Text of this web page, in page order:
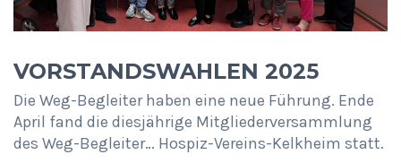
VORSTANDSWAHLEN 2025
Die Weg-Begleiter haben eine neue Führung. Ende
April fand die diesjährige Mitgliederversammlung
des Weg-Begleiter… Hospiz-Vereins-Kelkheim statt.